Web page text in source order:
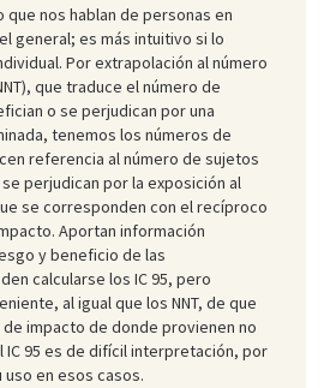
nos hablan de personas en
general; es más intuitivo si lo
Por extrapolación al número
que traduce el número de
o se perjudican por una
tenemos los números de
referencia al número de sujetos
perjudican por la exposición al
se corresponden con el recíproco
Aportan información
y beneficio de las
calcularse los IC 95, pero
al igual que los NNT, de que
impacto de donde provienen no
IC 95 es de difícil interpretación, por
uso en esos casos.